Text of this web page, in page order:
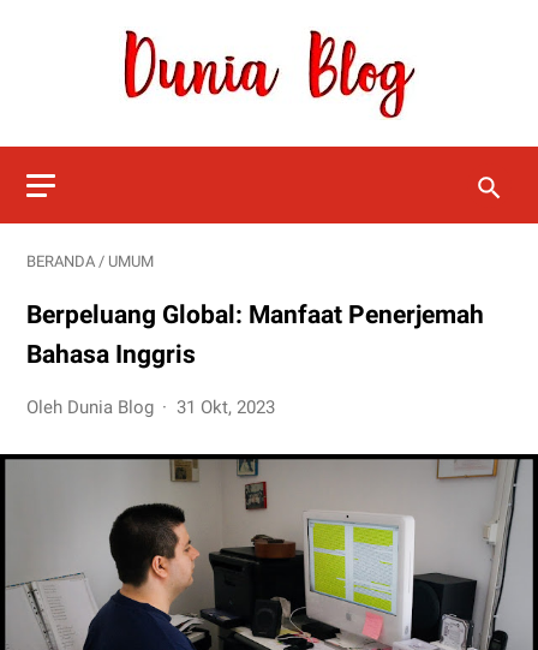
BERANDA / UMUM
Berpeluang Global: Manfaat Penerjemah
Bahasa Inggris
Oleh Dunia Blog 31 Okt, 2023